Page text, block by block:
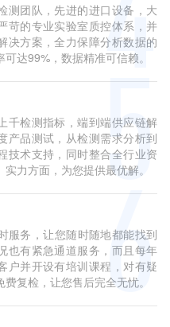
测团队，先进的进口设备，大
苛的专业实验室质控体系，并
决方案，全力保障分析数据的
达99%，数据精准可信赖。
千检测指标，端到端供应链解
产品测试，从检测需求分析到
技术支持，同时整合全行业资
力方面，为您提供最优解。
服务，让您随时随地都能找到
也有紧急通道服务，而且每年
户并开设有培训课程，对有疑
复检，让您售后完全无忧。